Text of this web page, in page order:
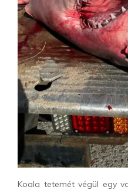
Koala tetemét végül egy